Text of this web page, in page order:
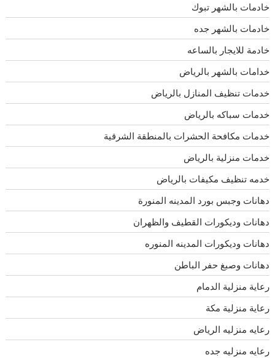
خادمات بالشهر تبوك
خادمات بالشهر جده
خادمة للايجار بالساعه
خدامات بالشهر بالرياض
خدمات تنظيف المنازل بالرياض
خدمات سباكه بالرياض
خدمات مكافحة الحشرات بالمنطقة الشرقية
خدمات منزلية بالرياض
خدمه تنظيف مكيفات بالرياض
دهانات وجبس بورد المدينه المنورة
دهانات وديكورات القطيف والظهران
دهانات وديكورات المدينه المنوره
دهانات وصبغ حفر الباطن
رعاية منزلية الدمام
رعاية منزلية مكة
رعايه منزليه الرياض
رعايه منزليه جده